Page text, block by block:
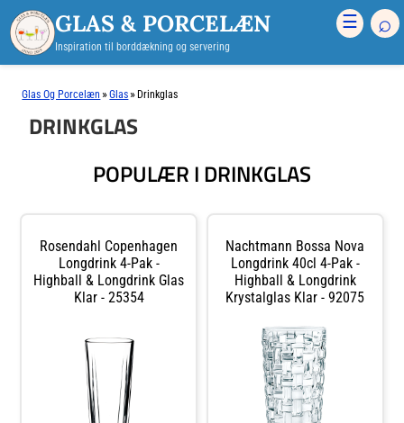
GLAS & PORCELÆN
Inspiration til borddækning og servering
☰ ⌕
Glas Og Porcelæn »Glas » Drinkglas
DRINKGLAS
POPULÆR I DRINKGLAS
Rosendahl Copenhagen
Longdrink 4-Pak -
Highball & Longdrink Glas
Klar - 25354
Nachtmann Bossa Nova
Longdrink 40cl 4-Pak -
Highball & Longdrink
Krystalglas Klar - 92075